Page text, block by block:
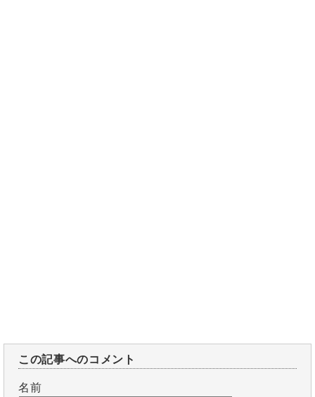
この記事へのコメント
名前